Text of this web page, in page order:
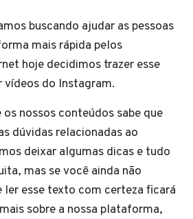
buscando ajudar as pessoas
mais rápida pelos
hoje decidimos trazer esse
vídeos do Instagram.
nossos conteúdos sabe que
dúvidas relacionadas ao
deixar algumas dicas e tudo
mas se você ainda não
ler esse texto com certeza ficará
sobre a nossa plataforma,